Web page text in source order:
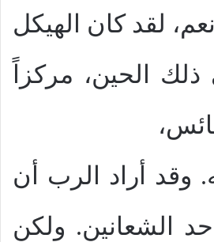
38). نعم، لقد كان الهيكل
الحين، مركزاً
وقد أراد الرب أن
الشعانين. ولكن